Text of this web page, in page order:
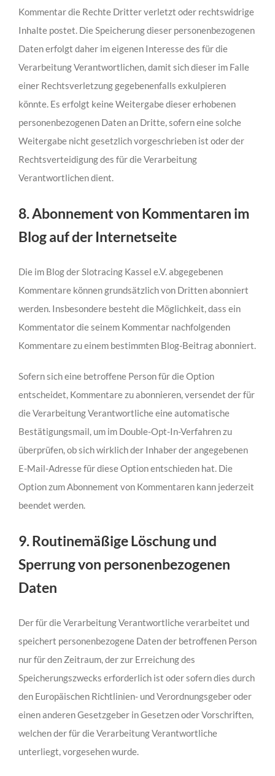
Kommentar die Rechte Dritter verletzt oder rechtswidrige
Inhalte postet. Die Speicherung dieser personenbezogenen
Daten erfolgt daher im eigenen Interesse des für die
Verarbeitung Verantwortlichen, damit sich dieser im Falle
einer Rechtsverletzung gegebenenfalls exkulpieren
könnte. Es erfolgt keine Weitergabe dieser erhobenen
personenbezogenen Daten an Dritte, sofern eine solche
Weitergabe nicht gesetzlich vorgeschrieben ist oder der
Rechtsverteidigung des für die Verarbeitung
Verantwortlichen dient.
8. Abonnement von Kommentaren im
Blog auf der Internetseite
Die im Blog der Slotracing Kassel e.V. abgegebenen
Kommentare können grundsätzlich von Dritten abonniert
werden. Insbesondere besteht die Möglichkeit, dass ein
Kommentator die seinem Kommentar nachfolgenden
Kommentare zu einem bestimmten Blog-Beitrag abonniert.
Sofern sich eine betroffene Person für die Option
entscheidet, Kommentare zu abonnieren, versendet der für
die Verarbeitung Verantwortliche eine automatische
Bestätigungsmail, um im Double-Opt-In-Verfahren zu
überprüfen, ob sich wirklich der Inhaber der angegebenen
E-Mail-Adresse für diese Option entschieden hat. Die
Option zum Abonnement von Kommentaren kann jederzeit
beendet werden.
9. Routinemäßige Löschung und
Sperrung von personenbezogenen
Daten
Der für die Verarbeitung Verantwortliche verarbeitet und
speichert personenbezogene Daten der betroffenen Person
nur für den Zeitraum, der zur Erreichung des
Speicherungszwecks erforderlich ist oder sofern dies durch
den Europäischen Richtlinien- und Verordnungsgeber oder
einen anderen Gesetzgeber in Gesetzen oder Vorschriften,
welchen der für die Verarbeitung Verantwortliche
unterliegt, vorgesehen wurde.